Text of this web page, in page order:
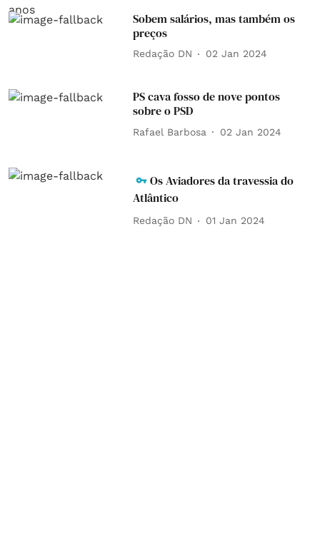
Sobem salários, mas também os
preços
Redação DN 02 Jan 2024
PS cava fosso de nove pontos
sobre o PSD
Rafael Barbosa 02 Jan 2024
Os Aviadores da travessia do
Atlântico
Redação DN 01 Jan 2024